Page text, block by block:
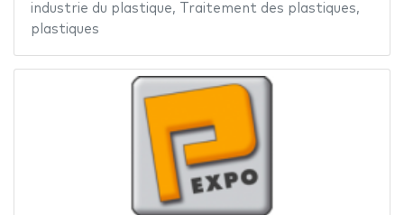
industrie du plastique, Traitement des plastiques,
plastiques